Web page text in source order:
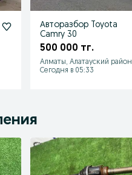
Авторазбор Toyota
Camry 30
500 000 тг.
Алматы, Алатауский район
Сегодня в 05:33